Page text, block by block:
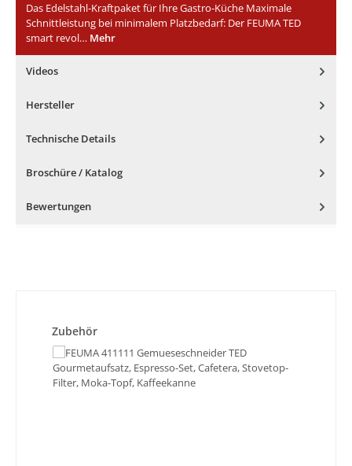
Das Edelstahl-Kraftpaket für Ihre Gastro-Küche Maximale
Schnittleistung bei minimalem Platzbedarf: Der FEUMA TED
smart revol… Mehr
Videos
Hersteller
Technische Details
Broschüre / Katalog
Bewertungen
Produktgalerie überspringen
Zubehör